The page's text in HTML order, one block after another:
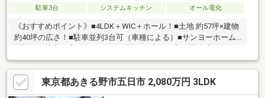
駐車3台
システムキッチン オール電化
《おすすめポイント》■4LDK＋WIC＋ホール！■土地 約57坪×建物
約40坪の広さ！■駐車並列3台可（車種による）■サンヨーホーム
デッキ付き！■太陽光発電システム付き住宅！■メーカー点検メン
テナンス引継ぎ可■1620の広々したユニットバス！■堀座卓付きの
こだわりの和室！即日ご案内可能です！お気軽にお問い合わせ下
さい！
東京都あきる野市五日市 2,080万円 3LDK